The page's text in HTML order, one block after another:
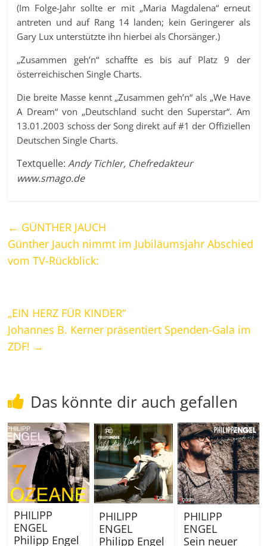
(Im Folge-Jahr sollte er mit „Maria Magdalena“ erneut
antreten und auf Rang 14 landen; kein Geringerer als
Gary Lux unterstützte ihn hierbei als Chorsänger.)
„Zusammen geh’n“ schaffte es bis auf Platz 9 der
österreichischen Single Charts.
Die breite Masse kennt „Zusammen geh’n“ als „We Have
A Dream“ von „Deutschland sucht den Superstar“. Am
13.01.2003 schoss der Song direkt auf #1 der Offiziellen
Deutschen Single Charts.
Textquelle:Andy Tichler, Chefredakteur
www.smago.de
← GÜNTHER JAUCH
Günther Jauch nimmt im Jubiläumsjahr Abschied
vom TV-Rückblick:
„EIN HERZ FÜR KINDER“
Johannes B. Kerner präsentiert Spenden-Gala im
ZDF! →
Das könnte dir auch gefallen
PHILIPP
ENGEL
Philipp Engel
PHILIPP
ENGEL
Philipp Engel
PHILIPP
ENGEL
Sein neuer